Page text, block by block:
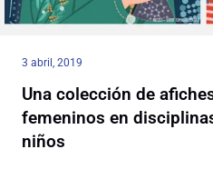
3 abril, 2019
Una colección de
femeninos en
niños